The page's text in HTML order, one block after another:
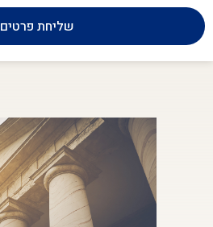
שליחת פרטים »